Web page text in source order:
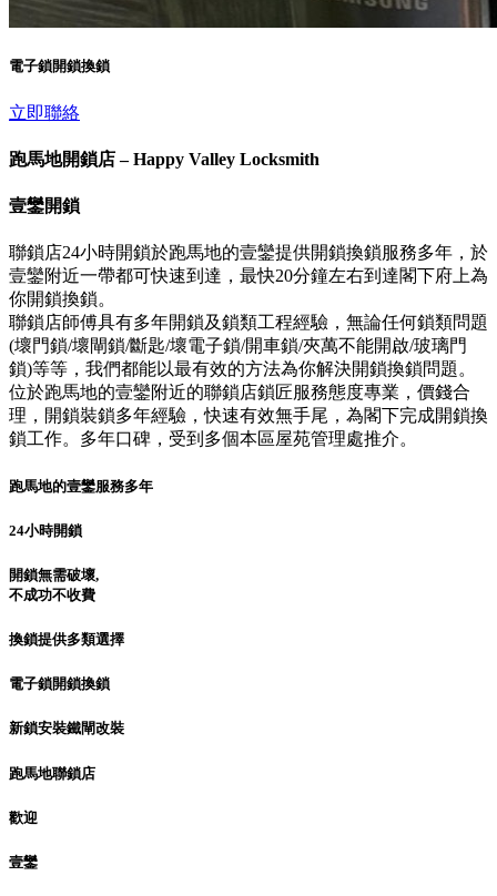
電子鎖開鎖換鎖
立即聯絡
跑馬地開鎖店 – Happy Valley Locksmith
壹鑾開鎖
聯鎖店24小時開鎖於跑馬地的壹鑾提供開鎖換鎖服務多年，於
壹鑾附近一帶都可快速到達，最快20分鐘左右到達閣下府上為
你開鎖換鎖。
聯鎖店師傅具有多年開鎖及鎖類工程經驗，無論任何鎖類問題
(壞門鎖/壞閘鎖/斷匙/壞電子鎖/開車鎖/夾萬不能開啟/玻璃門
鎖)等等，我們都能以最有效的方法為你解決開鎖換鎖問題。
位於跑馬地的壹鑾附近的聯鎖店鎖匠服務態度專業，價錢合
理，開鎖裝鎖多年經驗，快速有效無手尾，為閣下完成開鎖換
鎖工作。多年口碑，受到多個本區屋苑管理處推介。
跑馬地的壹鑾服務多年
24小時開鎖
開鎖無需破壞,
不成功不收費
換鎖提供多類選擇
電子鎖開鎖換鎖
新鎖安裝鐵閘改裝
跑馬地聯鎖店
歡迎
壹鑾